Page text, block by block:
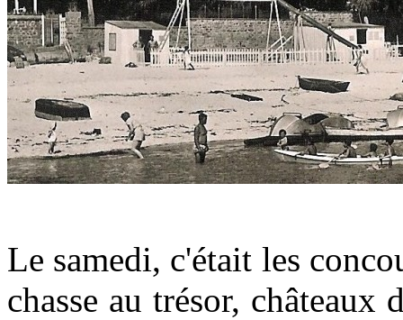
Le samedi, c'était les
chasse au trésor, châteaux